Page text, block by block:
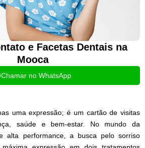
e Facetas Dentais na
Mooca
Chamar no WhatsApp
uma expressão; é um cartão de visitas
saúde e bem-estar. No mundo da
alta performance, a busca pelo sorriso